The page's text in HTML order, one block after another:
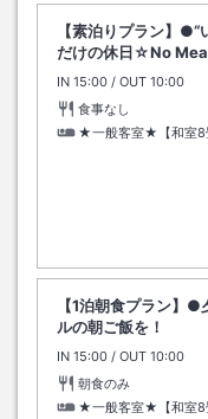
【素泊りプラン】
だけの休日☆No
IN チェックイン
15:00 / OUT チェック
10:00
食事なし
★一般客室★【和室8
【1泊朝食プラン】
ルの朝ご飯を！
IN チェックイン
15:00 / OUT チェック
10:00
朝食のみ
★一般客室★【和室8